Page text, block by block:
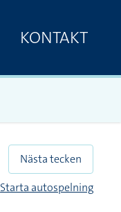
KONTAKT
Nästa tecken
Starta autospelning